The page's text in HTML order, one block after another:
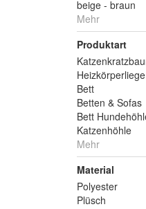
beige - braun
Mehr
Produktart
Heizkörperliege
Bett
Betten & Sofas
Bett
Katzenhöhle
Mehr
Material
Polyester
Plüsch